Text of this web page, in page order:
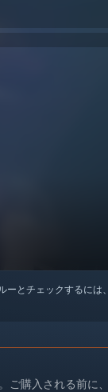
とチェックするには、
購入される前に